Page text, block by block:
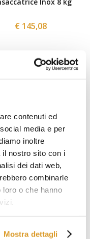
contenuti ed
media e per
inoltre
il nostro sito con i
dei dati web,
combinarle
o che hanno
Mostra dettagli
€ 145,08